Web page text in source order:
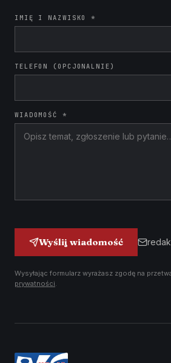
IMIĘ I NAZWISKO *
TELEFON (OPCJONALNIE)
WIADOMOŚĆ *
Wyślij wiadomość
Wysyłając formularz wyrażasz zgodę na
prywatności.